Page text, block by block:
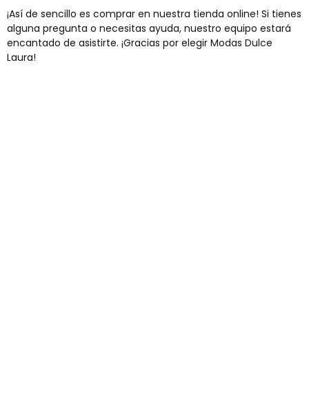
¡Así de sencillo es comprar en nuestra tienda online! Si tienes
alguna pregunta o necesitas ayuda, nuestro equipo estará
encantado de asistirte. ¡Gracias por elegir Modas Dulce
Laura!